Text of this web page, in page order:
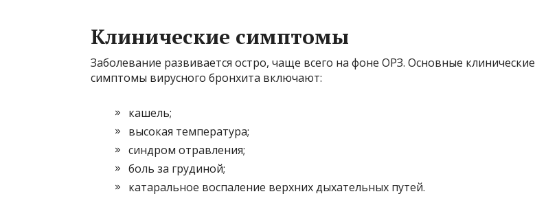
Клинические симптомы
Заболевание развивается остро, чаще всего на фоне ОРЗ. Основные клинические
симптомы вирусного бронхита включают:
кашель;
высокая температура;
синдром отравления;
боль за грудиной;
катаральное воспаление верхних дыхательных путей.